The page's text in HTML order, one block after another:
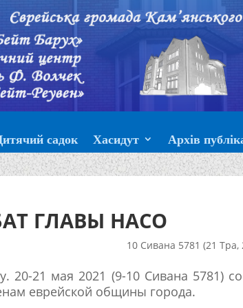
садок Хасидут Архів
ГЛАВЫ НАСО
10 Сивана 5781 (21 Тра,
20-21 мая 2021 (9-10 Сивана 5781)
еврейской общины города.